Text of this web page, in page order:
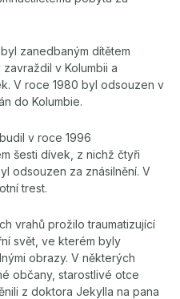
zanedbaným dítětem
v Kolumbii a
V roce 1980 byl odsouzen v
do Kolumbie.
v roce 1996
šesti dívek, z nichž čtyři
odsouzen za znásilnění. V
trest.
vrahů prožilo traumatizující
svět, ve kterém byly
obrazy. V některých
občany, starostlivé otce
z doktora Jekylla na pana